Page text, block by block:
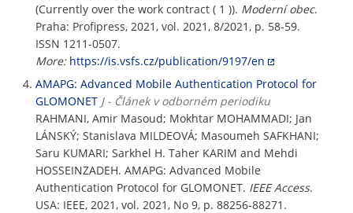
(Currently over the work contract ( 1 )). Moderní obec.
Praha: Profipress, 2021, vol. 2021, 8/2021, p. 58-59.
ISSN 1211-0507.
More: https://is.vsfs.cz/publication/9197/en
AMAPG: Advanced Mobile Authentication Protocol for
GLOMONET J - Článek v odborném periodiku
RAHMANI, Amir Masoud; Mokhtar MOHAMMADI; Jan
LÁNSKÝ; Stanislava MILDEOVÁ; Masoumeh SAFKHANI;
Saru KUMARI; Sarkhel H. Taher KARIM and Mehdi
HOSSEINZADEH. AMAPG: Advanced Mobile
Authentication Protocol for GLOMONET. IEEE Access.
USA: IEEE, 2021, vol. 2021, No 9, p. 88256-88271.